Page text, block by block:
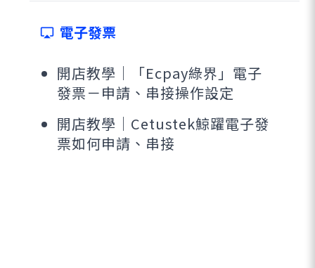
airplay 電子發票
開店教學｜「Ecpay綠界」電子
發票－申請、串接操作設定
開店教學｜Cetustek鯨躍電子發
票如何申請、串接